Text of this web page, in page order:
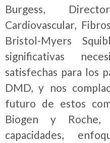
Burgess,
Cardiovascular,
Bristol-Myers
significativas
satisfechas para los
DMD, y nos
futuro de estos
Biogen y
capacidades,